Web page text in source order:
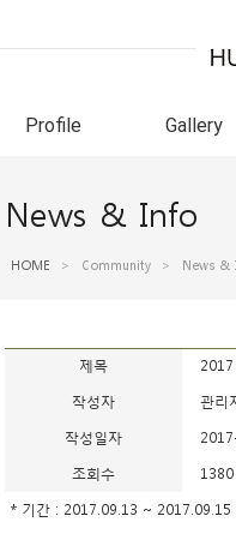
Profile Gallery
News & Info
HOME > Community > News &
제목
작성자 관리
작성일자
조회수 1380
* 기간 : 2017.09.13 ~ 2017.09.15